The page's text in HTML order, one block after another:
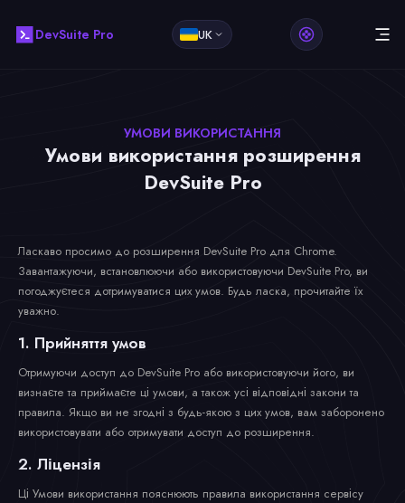
DevSuite Pro UK
УМОВИ ВИКОРИСТАННЯ
Умови використання розширення
DevSuite Pro
Ласкаво просимо до розширення DevSuite Pro для Chrome.
Завантажуючи, встановлюючи або використовуючи DevSuite Pro, ви
погоджуєтеся дотримуватися цих умов. Будь ласка, прочитайте їх
уважно.
1. Прийняття умов
Отримуючи доступ до DevSuite Pro або використовуючи його, ви
визнаєте та приймаєте ці умови, а також усі відповідні закони та
правила. Якщо ви не згодні з будь-якою з цих умов, вам заборонено
використовувати або отримувати доступ до розширення.
2. Ліцензія
Ці Умови використання пояснюють правила використання сервісу